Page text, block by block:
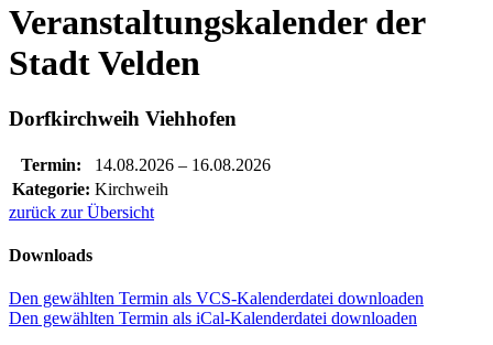
Veranstaltungskalender der
Stadt Velden
Dorfkirchweih Viehhofen
Termin: 14.08.2026 – 16.08.2026
Kategorie: Kirchweih
zurück zur Übersicht
Downloads
Den gewählten Termin als VCS-Kalenderdatei downloaden
Den gewählten Termin als iCal-Kalenderdatei downloaden